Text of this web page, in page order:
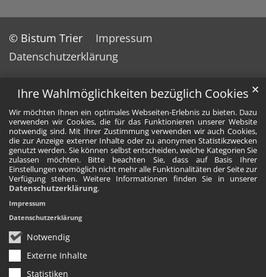
Ihre Wahlmöglichkeiten bezüglich Cookies
Wir möchten Ihnen ein optimales Webseiten-Erlebnis zu bieten. Dazu
verwenden wir Cookies, die für das Funktionieren unserer Website
notwendig sind. Mit Ihrer Zustimmung verwenden wir auch Cookies,
die zur Anzeige externer Inhalte oder zu anonymen Statistikzwecken
genutzt werden. Sie können selbst entscheiden, welche Kategorien Sie
zulassen möchten. Bitte beachten Sie, dass auf Basis Ihrer
Einstellungen womöglich nicht mehr alle Funktionalitäten der Seite zur
Verfügung stehen. Weitere Informationen finden Sie in unserer
Datenschutzerklärung.
Notwendig
Externe Inhalte
Statistiken
✕
Impressum
Datenschutzerklärung
© Bistum Trier
Impressum
Datenschutzerklärung